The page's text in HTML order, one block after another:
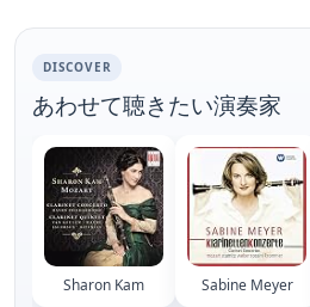
DISCOVER
あわせて聴きたい演奏家
Sharon Kam Sabine Meyer